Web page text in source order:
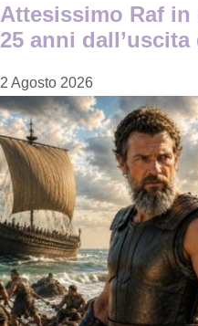
Attesissimo Raf
25 anni
2 Agosto 2026